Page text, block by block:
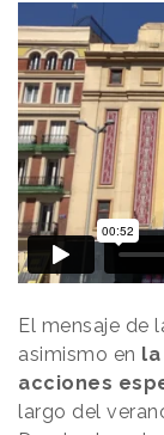
El mensaje de
asimismo en
acciones
largo del